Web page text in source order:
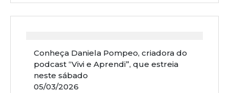
Conheça Daniela Pompeo, criadora do
podcast “Vivi e Aprendi”, que estreia
neste sábado
05/03/2026